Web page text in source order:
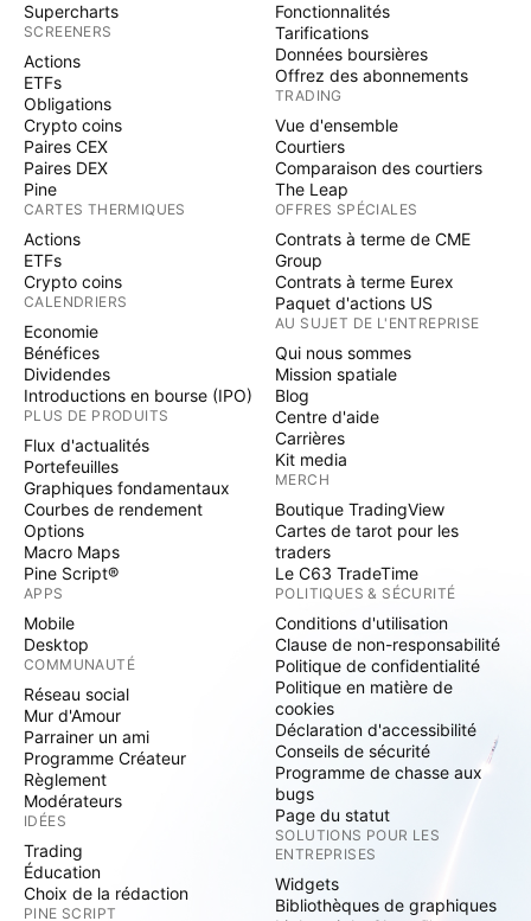
Supercharts
SCREENERS
Actions
ETFs
Obligations
Crypto coins
Paires CEX
Paires DEX
Pine
CARTES THERMIQUES
Actions
ETFs
Crypto coins
CALENDRIERS
Economie
Bénéfices
Dividendes
Introductions en bourse (IPO)
PLUS DE PRODUITS
Flux d'actualités
Portefeuilles
Graphiques fondamentaux
Courbes de rendement
Options
Macro Maps
Pine Script®
APPS
Mobile
Desktop
COMMUNAUTÉ
Réseau social
Mur d'Amour
Parrainer un ami
Programme Créateur
Règlement
Modérateurs
IDÉES
Trading
Éducation
Choix de la rédaction
PINE SCRIPT
Fonctionnalités
Tarifications
Données boursières
Offrez des abonnements
TRADING
Vue d'ensemble
Courtiers
Comparaison des courtiers
The Leap
OFFRES SPÉCIALES
Contrats à terme de CME
Group
Contrats à terme Eurex
Paquet d'actions US
AU SUJET DE L'ENTREPRISE
Qui nous sommes
Mission spatiale
Blog
Centre d'aide
Carrières
Kit media
MERCH
Boutique TradingView
Cartes de tarot pour les
traders
Le C63 TradeTime
POLITIQUES & SÉCURITÉ
Conditions d'utilisation
Clause de non-responsabilité
Politique de confidentialité
Politique en matière de
cookies
Déclaration d'accessibilité
Conseils de sécurité
Programme de chasse aux
bugs
Page du statut
SOLUTIONS POUR LES
ENTREPRISES
Widgets
Bibliothèques de graphiques